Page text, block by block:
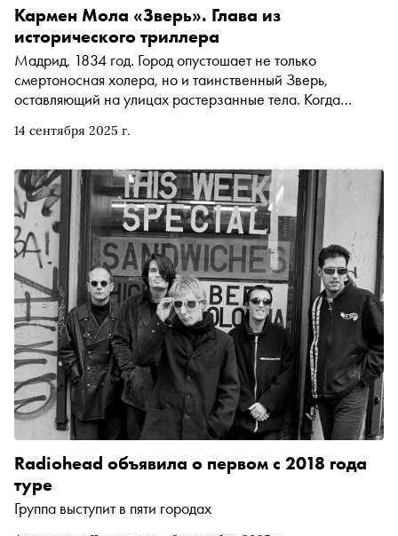
14 сентября 2025 г.
Кармен Мола «Зверь». Глава из
исторического триллера
Мадрид, 1834 год. Город опустошает не только
смертоносная холера, но и таинственный Зверь,
оставляющий на улицах растерзанные тела. Когда
союзников погружаются в сердце тьмы.
Мола, выходящего в середине сентября в издательстве
«Синдбад» в переводе Ольги Калугиной
Radiohead объявила о первом с 2018 года
туре
Группа выступит в пяти городах